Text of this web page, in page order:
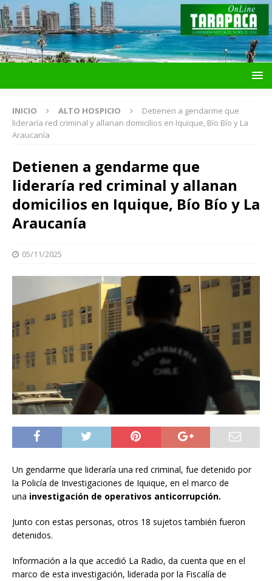
INICIO ALTO HOSPICIO
Detienen a gendarme que
lideraría red criminal y allanan domicilios en Iquique, Bío Bío y La
Araucanía
Detienen a gendarme que
lideraría red criminal y allanan
domicilios en Iquique, Bío Bío y La
Araucanía
05/11/2025
Un gendarme que lideraría una red criminal, fue detenido por
la Policía de Investigaciones de Iquique, en el marco de
una investigación de operativos anticorrupción.
Junto con estas personas, otros 18 sujetos también fueron
detenidos.
Información a la que accedió La Radio, da cuenta que en el
marco de esta investigación, liderada por la Fiscalía de